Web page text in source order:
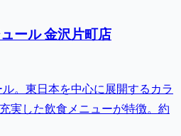
ール 金沢片町店
。東日本を中心に展開するカラ
実した飲食メニューが特徴。約